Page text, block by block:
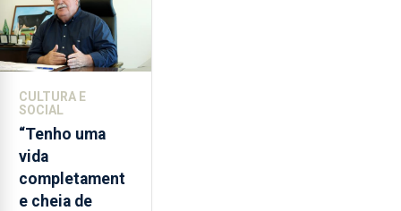
CULTURA E
SOCIAL
“Tenho uma
vida
completament
e cheia de